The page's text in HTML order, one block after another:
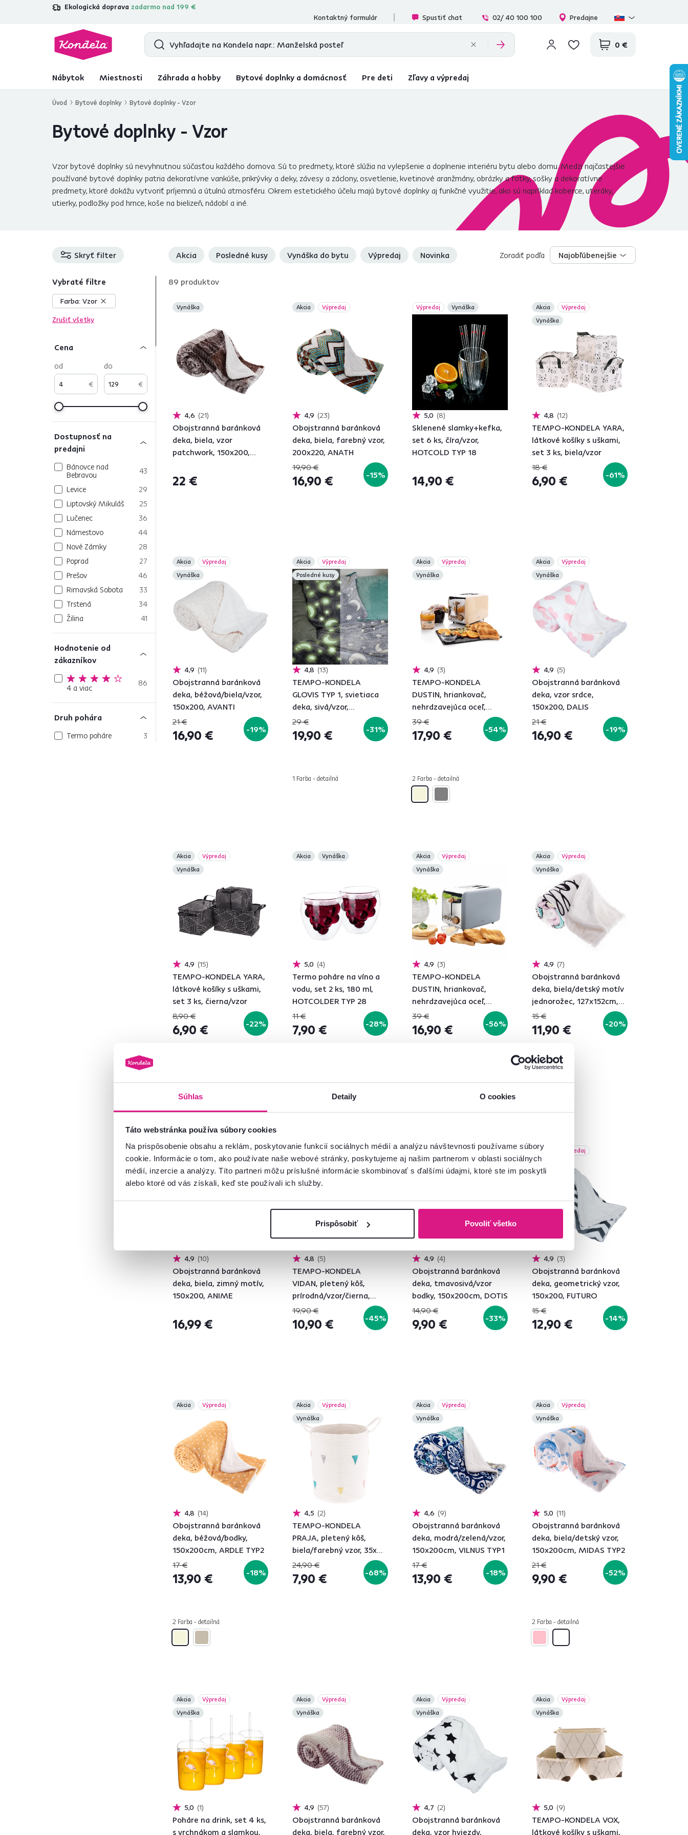
Súhlas Detaily O cookies
Táto webstránka používa súbory cookies
Na prispôsobenie obsahu a reklám, poskytovanie funkcií sociálnych médií a analýzu návštevnosti používame súbory
cookie. Informácie o tom, ako používate naše webové stránky, poskytujeme aj našim partnerom v oblasti sociálnych
médií, inzercie a analýzy. Títo partneri môžu príslušné informácie skombinovať s ďalšími údajmi, ktoré ste im poskytli
alebo ktoré od vás získali, keď ste používali ich služby.
Prispôsobiť Povoliť všetko
Ekologická doprava zadarmo nad 199 €
4,7 31 285overených produktových recenzií
Kontaktný formulár
Spustiť chat 02/ 40 100 100 Predajne
0 €
Nábytok Miestnosti Záhrada a hobby Bytové doplnky a domácnosť Pre deti Zľavy a výpredaj
Úvod Bytové doplnky Bytové doplnky - Vzor
Bytové doplnky - Vzor
Vzor bytové doplnky sú nevyhnutnou súčasťou každého domova. Sú to predmety, ktoré slúžia na vylepšenie a doplnenie interiéru bytu alebo domu. Medzi najčastejšie
používané bytové doplnky patria dekoratívne vankúše, prikrývky a deky, závesy a záclony, osvetlenie, kvetinové aranžmány, obrázky a fotky, sošky a dekoratívne
predmety, ktoré dokážu vytvoriť príjemnú a útulnú atmosféru. Okrem estetického účelu majú bytové doplnky aj funkčné využitie, ako sú napríklad koberce, uteráky,
utierky, podložky pod hrnce, koše na bielizeň, nádobí a iné.
Skryť filter Akcia Posledné kusy Vynáška do bytu Výpredaj Novinka Najobľúbenejšie
Zoradiť podľa Najobľúbenejšie
Vybraté filtre
Farba: Vzor
Zrušiť všetky
Cena
€
od
€
do
Dostupnosť na
predajni
Bánovce nad
Bebravou
43
Levice
29
Liptovský Mikuláš
25
Lučenec
36
Námestovo
44
Nové Zámky
28
Poprad
27
Prešov
46
Rimavská Sobota
33
Trstená
34
Žilina
41
Hodnotenie od
zákazníkov
4 a viac 86
Druh pohára
Termo poháre
3
4
2
171
2
2
32
89 produktov
Vynáška
4,6 21
Obojstranná baránková
deka, biela, vzor
patchwork, 150x200,
22 €
Akcia Výpredaj
4,9 23
Obojstranná baránková
deka, biela, farebný vzor,
200x220, ANATH
19,90 €
16,90 € -15%
Výpredaj Vynáška
5,0 8
Sklenené slamky+kefka,
set 6 ks, číra/vzor,
HOTCOLD TYP 18
14,90 €
Akcia
Výpredaj
Vynáška
4,8 12
TEMPO-KONDELA YARA,
látkové košíky s uškami,
set 3 ks, biela/vzor
18 €
6,90 € -61%
Akcia
Výpredaj
Vynáška
4,9 11
Obojstranná baránková
deka, béžová/biela/vzor,
150x200, AVANTI
21 €
16,90 € -19%
Akcia
Výpredaj
Posledné kusy
4,8 13
TEMPO-KONDELA
GLOVIS TYP 1, svietiaca
deka, sivá/vzor,
150x200cm
29 €
19,90 € -31%
1 Farba - detailná
Akcia
Výpredaj
Vynáška
4,9 3
TEMPO-KONDELA
DUSTIN, hriankovač,
nehrdzavejúca oceľ,
béžová/vzor drevo
39 €
17,90 € -54%
2 Farba - detailná
Akcia
Výpredaj
Vynáška
4,9 5
Obojstranná baránková
deka, vzor srdce,
150x200, DALIS
21 €
16,90 € -19%
Akcia
Výpredaj
Vynáška
4,9 15
TEMPO-KONDELA YARA,
látkové košíky s uškami,
set 3 ks, čierna/vzor
8,90 €
6,90 € -22%
Akcia Vynáška
5,0 4
Termo poháre na víno a
vodu, set 2 ks, 180 ml,
HOTCOLDER TYP 28
11 €
7,90 € -28%
Akcia
Výpredaj
Vynáška
4,9 3
TEMPO-KONDELA
DUSTIN, hriankovač,
nehrdzavejúca oceľ,
sivá/vzor drevo
39 €
16,90 € -56%
Akcia
Výpredaj
Vynáška
4,9 7
Obojstranná baránková
deka, biela/detský motív
jednorožec, 127x152cm,
UNIKORN
15 €
11,90 € -20%
Vynáška
4,9 10
Obojstranná baránková
deka, biela, zimný motív,
150x200, ANIME
16,99 €
Akcia
Výpredaj
Vynáška
4,8 5
TEMPO-KONDELA
VIDAN, pletený kôš,
prírodná/vzor/čierna,
35x45 cm
19,90 €
10,90 € -45%
Akcia
Výpredaj
Vynáška
4,9 4
Obojstranná baránková
deka, tmavosivá/vzor
bodky, 150x200cm, DOTIS
14,90 €
9,90 € -33%
Akcia
Výpredaj
Vynáška
4,9 3
Obojstranná baránková
deka, geometrický vzor,
150x200, FUTURO
15 €
12,90 € -14%
Akcia Výpredaj
4,8 14
Obojstranná baránková
deka, béžová/bodky,
150x200cm, ARDLE TYP2
17 €
13,90 € -18%
2 Farba - detailná
Akcia
Výpredaj
Vynáška
4,5 2
TEMPO-KONDELA
PRAJA, pletený kôš,
biela/farebný vzor, 35x45
cm
24,90 €
7,90 € -68%
Akcia
Výpredaj
Vynáška
4,6 9
Obojstranná baránková
deka, modrá/zelená/vzor,
150x200cm, VILNUS TYP1
17 €
13,90 € -18%
Akcia
Výpredaj
Vynáška
5,0 11
Obojstranná baránková
deka, biela/detský vzor,
150x200cm, MIDAS TYP2
21 €
9,90 € -52%
2 Farba - detailná
Akcia
Výpredaj
Vynáška
5,0 1
Poháre na drink, set 4 ks,
s vrchnákom a slamkou,
Akcia
Výpredaj
Vynáška
4,9 57
Obojstranná baránková
deka, biela, farebný vzor,
Akcia
Výpredaj
Vynáška
4,7 2
Obojstranná baránková
deka, vzor hviezdy,
Akcia
Výpredaj
Vynáška
5,0 9
TEMPO-KONDELA VOX,
látkové košíky s uškami,